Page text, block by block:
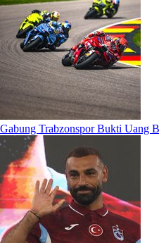
Gabung Trabzonspor Bukti Uang